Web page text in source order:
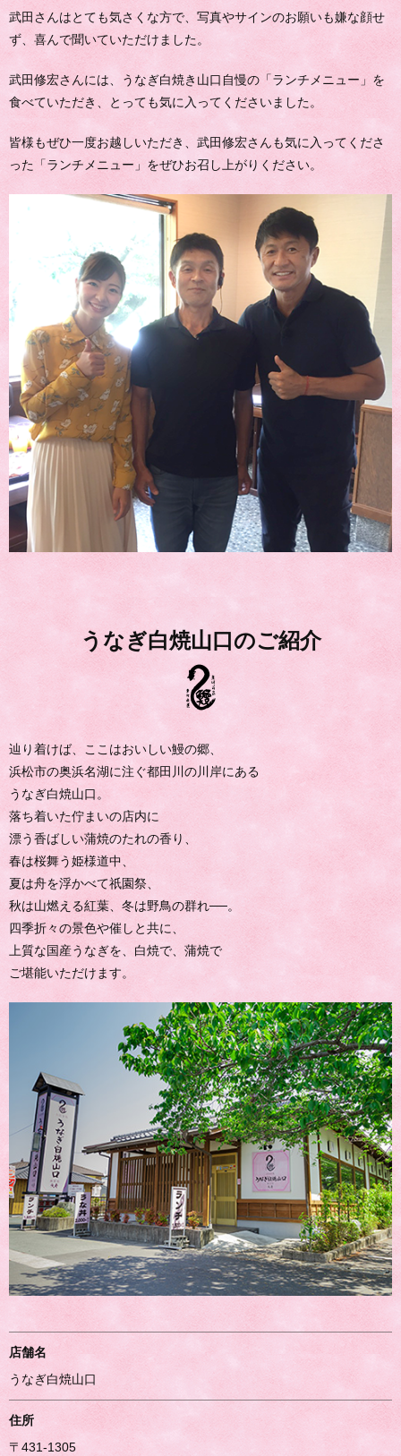
武田さんはとても気さくな方で、写真やサインのお願いも嫌な顔せ
ず、喜んで聞いていただけました。
武田修宏さんには、うなぎ白焼き山口自慢の「ランチメニュー」を
食べていただき、とっても気に入ってくださいました。
皆様もぜひ一度お越しいただき、武田修宏さんも気に入ってくださ
った「ランチメニュー」をぜひお召し上がりください。
うなぎ白焼山口のご紹介
辿り着けば、ここはおいしい鰻の郷、
浜松市の奥浜名湖に注ぐ都田川の川岸にある
うなぎ白焼山口。
落ち着いた佇まいの店内に
漂う香ばしい蒲焼のたれの香り、
春は桜舞う姫様道中、
夏は舟を浮かべて祇園祭、
秋は山燃える紅葉、冬は野鳥の群れ──。
四季折々の景色や催しと共に、
上質な国産うなぎを、白焼で、蒲焼で
ご堪能いただけます。
店舗名
うなぎ白焼山口
住所
〒431-1305